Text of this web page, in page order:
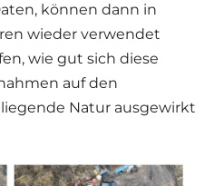
können dann in
wieder verwendet
wie gut sich diese
auf den
Natur ausgewirkt